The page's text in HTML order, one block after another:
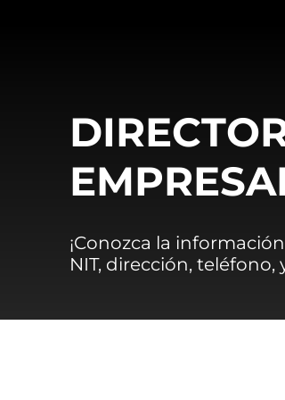
¡Conozca la
NIT, dirección,